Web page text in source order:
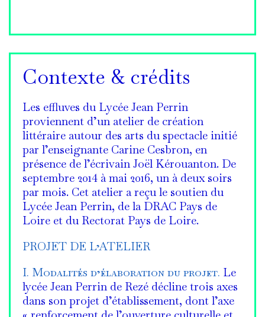
Contexte & crédits
Les effluves du Lycée Jean Perrin
proviennent d’un atelier de création
littéraire autour des arts du spectacle initié
par l’enseignante Carine Cesbron, en
présence de l’écrivain Joël Kérouanton. De
septembre 2014 à mai 2016, un à deux soirs
par mois. Cet atelier a reçu le soutien du
Lycée Jean Perrin, de la DRAC Pays de
Loire et du Rectorat Pays de Loire.
PROJET DE L’ATELIER
I. Modalités d’élaboration du projet. Le
lycée Jean Perrin de Rezé décline trois axes
dans son projet d’établissement, dont l’axe